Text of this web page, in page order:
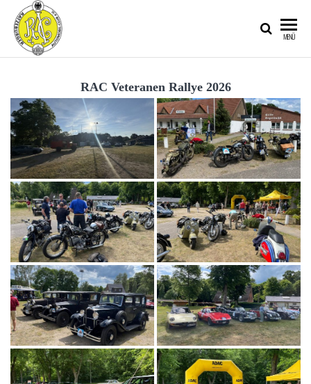
AUTOMOBIL-
CLUB IM
ADAC E.V.
MENÜ
RAC Veteranen Rallye 2026